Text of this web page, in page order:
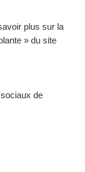
plus sur la
» du site
de